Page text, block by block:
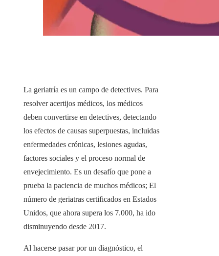
La geriatría es un campo de detectives. Para
resolver acertijos médicos, los médicos
deben convertirse en detectives, detectando
los efectos de causas superpuestas, incluidas
enfermedades crónicas, lesiones agudas,
factores sociales y el proceso normal de
envejecimiento. Es un desafío que pone a
prueba la paciencia de muchos médicos; El
número de geriatras certificados en Estados
Unidos, que ahora supera los 7.000, ha ido
disminuyendo desde 2017.
Al hacerse pasar por un diagnóstico, el